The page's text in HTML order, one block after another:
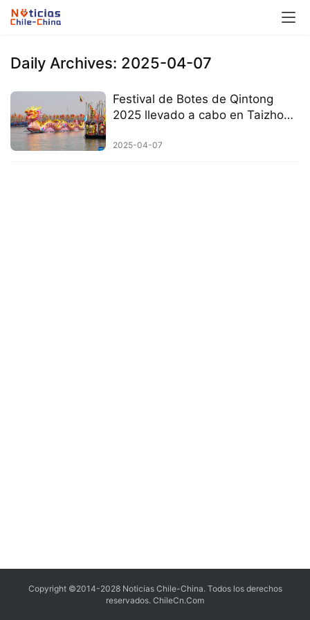
Daily Archives: 2025-04-07
Festival de Botes de Qintong
2025 llevado a cabo en Taizhou,
2025-04-07
Copyright ©2014-2028 Noticias Chile-China. Todos los derechos
reservados. ChileCn.Com